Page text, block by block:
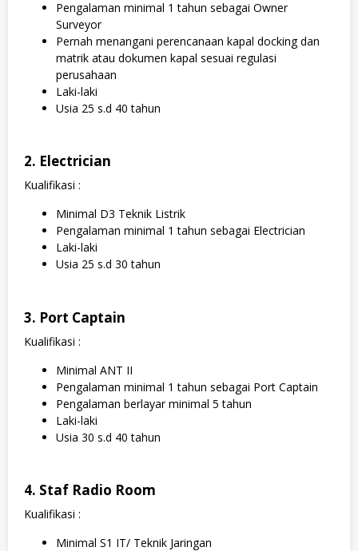
Pengalaman minimal 1 tahun sebagai Owner
Surveyor
Pernah menangani perencanaan kapal docking dan
matrik atau dokumen kapal sesuai regulasi
perusahaan
Laki-laki
Usia 25 s.d 40 tahun
2. Electrician
Kualifikasi :
Minimal D3 Teknik Listrik
Pengalaman minimal 1 tahun sebagai Electrician
Laki-laki
Usia 25 s.d 30 tahun
3. Port Captain
Kualifikasi :
Minimal ANT II
Pengalaman minimal 1 tahun sebagai Port Captain
Pengalaman berlayar minimal 5 tahun
Laki-laki
Usia 30 s.d 40 tahun
4. Staf Radio Room
Kualifikasi :
Minimal S1 IT/ Teknik Jaringan